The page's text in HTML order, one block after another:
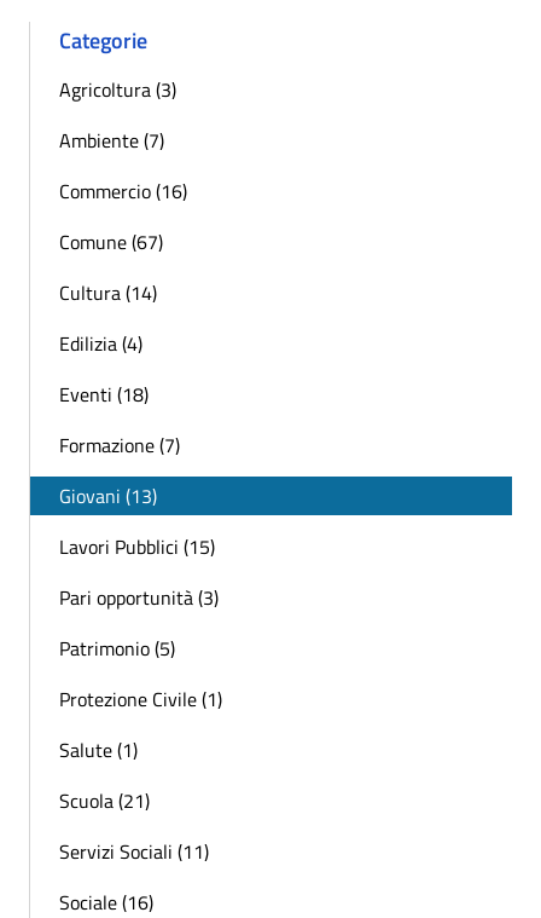
Categorie
Agricoltura (3)
Ambiente (7)
Commercio (16)
Comune (67)
Cultura (14)
Edilizia (4)
Eventi (18)
Formazione (7)
Giovani (13)
Lavori Pubblici (15)
Pari opportunità (3)
Patrimonio (5)
Protezione Civile (1)
Salute (1)
Scuola (21)
Servizi Sociali (11)
Sociale (16)